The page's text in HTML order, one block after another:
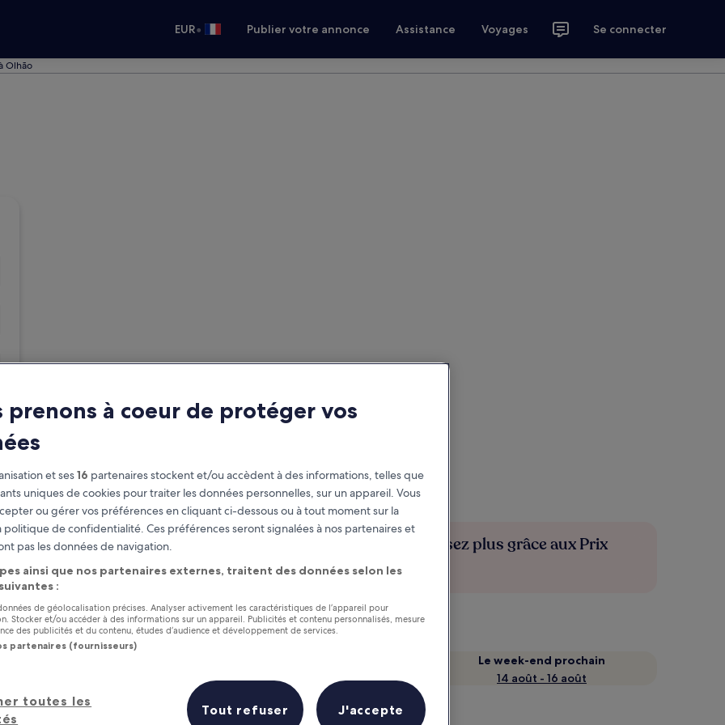
EUR• Publier votre annonce Assistance Voyages Se connecter
Olhão
Gagnez des récompenses pour
chaque nuit séjournée
Économisez plus grâce aux Prix
membres
7 août - 9 août
Le week-end prochain
14 août - 16 août
un coup d’œil
prenons à coeur de protéger vos
et ses16 partenaires stockent et/ou accèdent à des informations, telles que
uniques de cookies pour traiter les données personnelles, sur un appareil. Vous
ou gérer vos préférences en cliquant ci-dessous ou à tout moment sur la
politique de confidentialité. Ces préférences seront signalées à nos partenaires et
pas les données de navigation.
ainsi que nos partenaires externes, traitent des données selon les
:
de géolocalisation précises. Analyser activement les caractéristiques de l’appareil pour
Stocker et/ou accéder à des informations sur un appareil. Publicités et contenu personnalisés, mesure
des publicités et du contenu, études d’audience et développement de services.
partenaires (fournisseurs)
toutes les
Tout refuser J'accepte